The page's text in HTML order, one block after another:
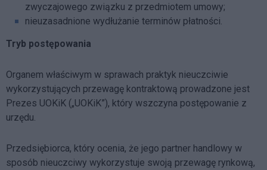
zwyczajowego związku z przedmiotem umowy;
nieuzasadnione wydłużanie terminów płatności.
Tryb postępowania
Organem właściwym w sprawach praktyk nieuczciwie
wykorzystujących przewagę kontraktową prowadzone jest
Prezes UOKiK („UOKiK”), który wszczyna postępowanie z
urzędu.
Przedsiębiorca, który ocenia, że jego partner handlowy w
sposób nieuczciwy wykorzystuje swoją przewagę rynkową,